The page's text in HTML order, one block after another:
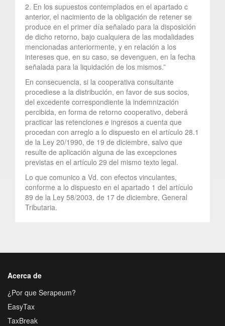
2. En los supuestos contemplados en el apartado c
anterior, el nacimiento de la obligación de retener se
produce en el primer día señalado para la disposición
de dicho retorno, bajo cualquiera de las modalidades
mencionadas anteriormente, y en relación a los
intereses que, en su caso, se devenguen, en la fecha
señalada para la liquidación de los mismos.”
En consecuencia, si la cooperativa consultante
procediese a la distribución, en favor de sus socios,
del excedente correspondiente la indemnización
percibida, en forma de retorno cooperativo, deberá
practicar las retenciones e ingresos a cuenta que
procedan con arreglo a lo dispuesto en el artículo 28.1
de la Ley 20/1990, de 19 de diciembre, salvo que
resulte de aplicación alguna de las excepciones
previstas en el artículo 29 del mismo texto legal.
Lo que comunico a Vd. con efectos vinculantes,
conforme a lo dispuesto en el apartado 1 del artículo
89 de la Ley 58/2003, de 17 de diciembre, General
Tributaria.
Acerca de
¿Por que Serapeum?
EasyTax
TaxBreak